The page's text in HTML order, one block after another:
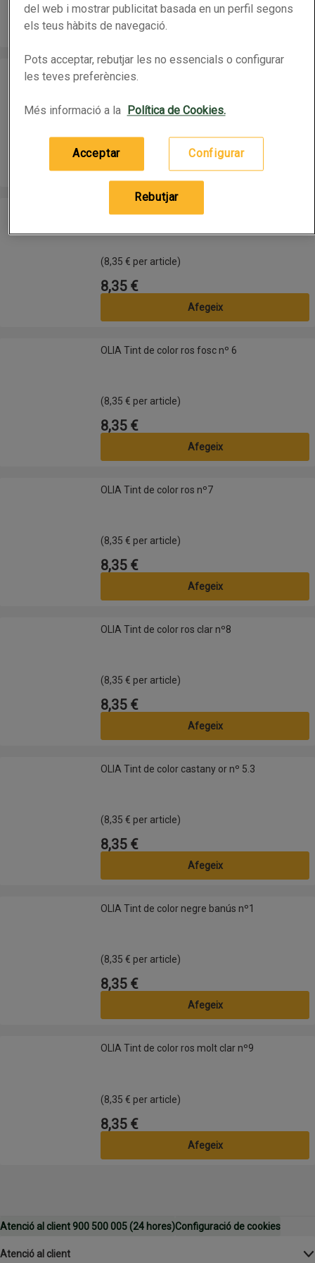
Preu
8,35 €
OLIA Tint de color castany clar nº 5.0OLIA Tint de color castany clar nº 5.0
8,35 €
Afegeix
OLIA Tint de color castany nº 4OLIA Tint de color castany nº 4
(8,35 € per article)
Preu
8,35 €
Afegeix
OLIA Tint de color ros fosc nº 6OLIA Tint de color ros fosc nº 6
(8,35 € per article)
Preu
8,35 €
Afegeix
OLIA Tint de color ros nº7OLIA Tint de color ros nº7
(8,35 € per article)
Preu
8,35 €
Afegeix
OLIA Tint de color ros clar nº8OLIA Tint de color ros clar nº8
(8,35 € per article)
Preu
8,35 €
Afegeix
OLIA Tint de color castany or nº 5.3OLIA Tint de color castany or nº 5.3
(8,35 € per article)
Preu
8,35 €
Afegeix
OLIA Tint de color negre banús nº1OLIA Tint de color negre banús nº1
(8,35 € per article)
Preu
8,35 €
Afegeix
OLIA Tint de color ros molt clar nº9OLIA Tint de color ros molt clar nº9
(8,35 € per article)
Preu
8,35 €
Afegeix
Atenció al client 900 500 005 (24 hores)Configuració de cookies
Atenció al client
del web i mostrar publicitat basada en un perfil segons
els teus hàbits de navegació.
Pots acceptar, rebutjar les no essencials o configurar
les teves preferències.
Més informació a la Política de Cookies.
Configurar
Rebutjar
Acceptar